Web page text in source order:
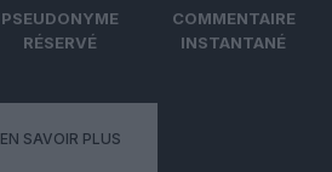
PSEUDONYME
RÉSERVÉ
COMMENTAIRE
INSTANTANÉ
EN SAVOIR PLUS